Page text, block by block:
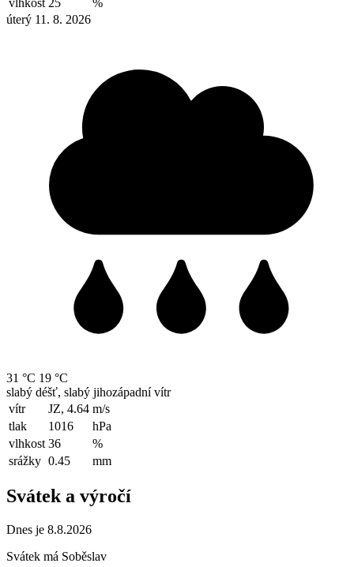
úterý 11. 8. 2026
31 °C 19 °C
slabý déšť, slabý jihozápadní vítr
vítr
JZ, 4.64 m/s
tlak
1016
hPa
vlhkost 36
%
srážky 0.45 mm
Svátek a výročí
Dnes je 8.8.2026
Svátek má Soběslav